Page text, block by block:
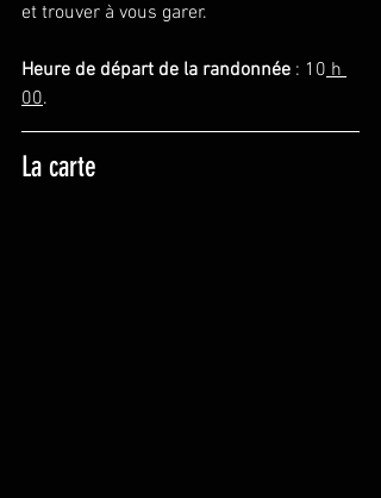
et trouver à vous garer.
Heure de départ de la randonnée : 10 h
00.
La carte